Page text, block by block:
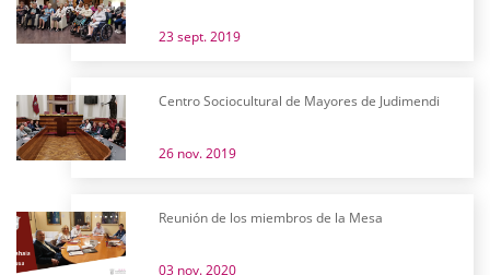
23 sept. 2019
Centro Sociocultural de Mayores de Judimendi
26 nov. 2019
Reunión de los miembros de la Mesa
03 nov. 2020